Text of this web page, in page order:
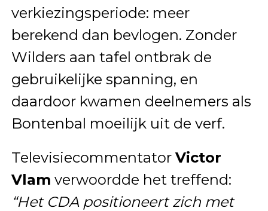
verkiezingsperiode: meer
berekend dan bevlogen. Zonder
Wilders aan tafel ontbrak de
gebruikelijke spanning, en
daardoor kwamen deelnemers als
Bontenbal moeilijk uit de verf.
Televisiecommentator Victor
Vlam verwoordde het treffend:
“Het CDA positioneert zich met